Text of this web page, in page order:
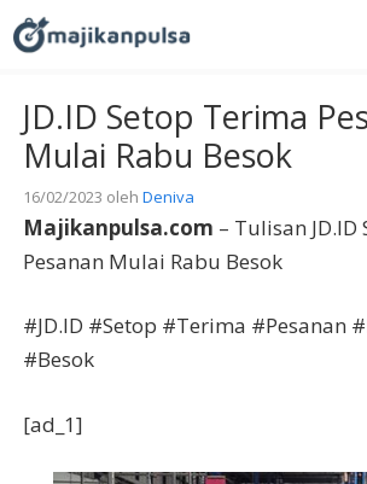
Langsung
ke
JD.ID Setop Terima
Mulai Rabu Besok
16/02/2023 oleh Deniva
Majikanpulsa.com – Tulisan
Pesanan Mulai Rabu Besok
#JD.ID #Setop #Terima #Pesanan
#Besok
[ad_1]